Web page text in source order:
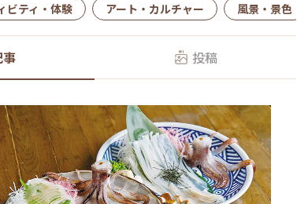
ビティ・体験 アート・カルチャー 風景・景色
投稿